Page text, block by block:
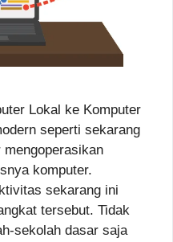
Lokal ke Komputer
seperti sekarang
komputer.
sekarang ini
tersebut. Tidak
sekolah dasar saja